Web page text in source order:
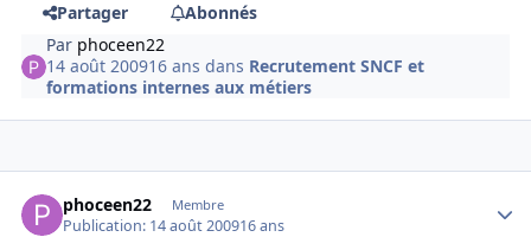
Partager
Abonnés
Par phoceen22
14 août 200916 ans dans Recrutement SNCF et
formations internes aux métiers
phoceen22 Membre
Publication: 14 août 200916 ans